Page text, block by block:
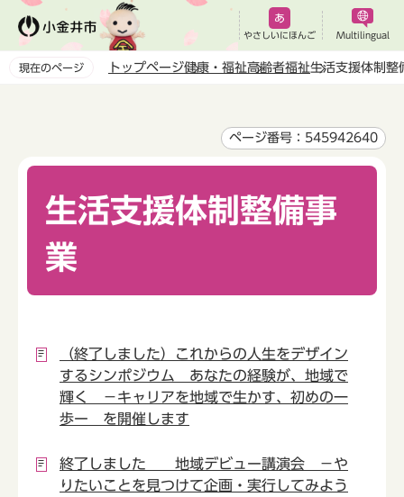
ペ
やさしいにほんご Multilingual
現在のページ トップページ健康・福祉高齢者福祉生活支援体制整
ページ番号：545942640
生活支援体制整備事
業
（終了しました）これからの人生をデザイン
するシンポジウム あなたの経験が、地域で
輝く －キャリアを地域で生かす、初めの一
歩ー を開催します
終了しました 地域デビュー講演会 －や
りたいことを見つけて企画・実行してみよう